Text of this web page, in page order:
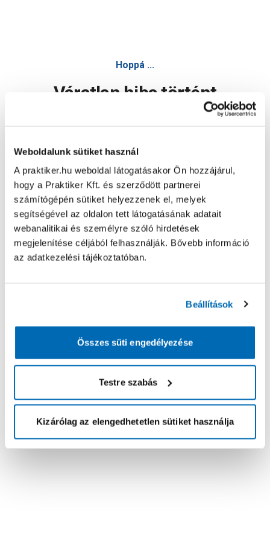
Weboldalunk sütiket használ
A praktiker.hu weboldal látogatásakor Ön hozzájárul,
hogy a Praktiker Kft. és szerződött partnerei
számítógépén sütiket helyezzenek el, melyek
segítségével az oldalon tett látogatásának adatait
webanalitikai és személyre szóló hirdetések
megjelenítése céljából felhasználják. Bővebb információ
az adatkezelési tájékoztatóban.
Beállítások
Összes süti engedélyezése
Testre szabás
Kizárólag az elengedhetetlen sütiket használja
Hoppá ...
Váratlan hiba történt
Oldal újratöltése